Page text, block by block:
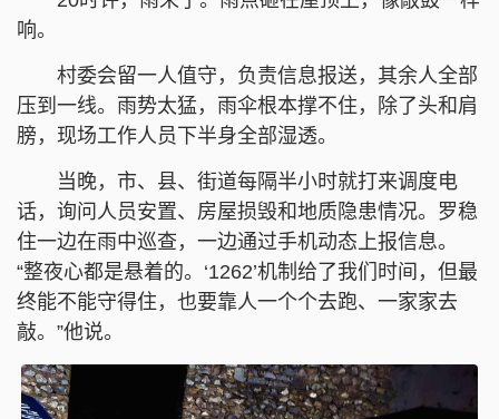
响。
村委会留一人值守，负责信息报送，其余人全部
压到一线。雨势太猛，雨伞根本撑不住，除了头和肩
膀，现场工作人员下半身全部湿透。
当晚，市、县、街道每隔半小时就打来调度电
话，询问人员安置、房屋损毁和地质隐患情况。罗稳
住一边在雨中巡查，一边通过手机动态上报信息。
“整夜心都是悬着的。‘1262’机制给了我们时间，但最
终能不能守得住，也要靠人一个个去跑、一家家去
敲。”他说。